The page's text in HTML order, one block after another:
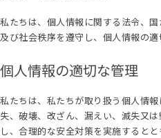
私たちは、個人情報に関する法令、
及び社会秩序を遵守し、個人情報の適
個人情報の適切な管理
私たちは、私たちが取り扱う個人情
失、破壊、改ざん、漏えい、滅失又
し、合理的な安全対策を実施すると